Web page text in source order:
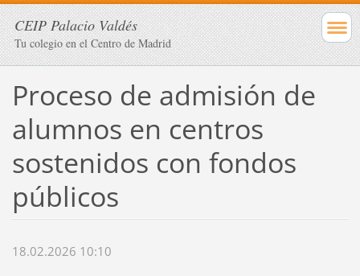
CEIP Palacio Valdés
Tu colegio en el Centro de Madrid
Proceso de admisión de
alumnos en centros
sostenidos con fondos
públicos
18.02.2026 10:10